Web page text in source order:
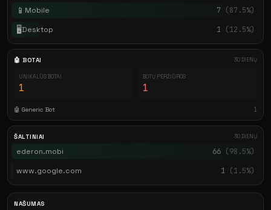
📱 Mobile 7 (87.5%)
🖥️Desktop 1 (12.5%)
🤖 BOTAI 30 DIENŲ
UNIKALŪS BOTAI
1
BOTŲ PERŽIŪROS
1
🤖 Generic Bot 1
ŠALTINIAI 30 DIENŲ
ederon.mobi 66 (98.5%)
www.google.com
1 (1.5%)
NAŠUMAS